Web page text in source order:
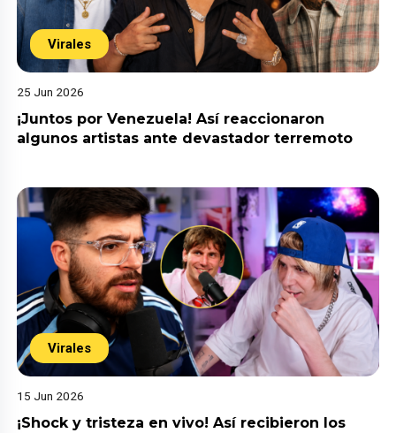
Virales
25 Jun 2026
¡Juntos por Venezuela! Así reaccionaron
algunos artistas ante devastador terremoto
Virales
15 Jun 2026
¡Shock y tristeza en vivo! Así recibieron los